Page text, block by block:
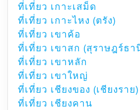
ที่เที่ยว เกาะเสม็ด
ที่เที่ยว เกาะไหง (ตรัง)
ที่เที่ยว เขาค้อ
ที่เที่ยว เขาสก (สุราษฎร์ธา
ที่เที่ยว เขาหลัก
ที่เที่ยว เขาใหญ่
ที่เที่ยว เชียงของ (เชียงราย)
ที่เที่ยว เชียงคาน